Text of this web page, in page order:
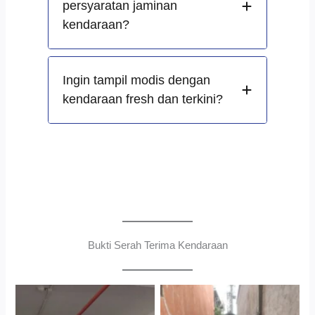
persyaratan jaminan
kendaraan?
Ingin tampil modis dengan
kendaraan fresh dan terkini?
Bukti Serah Terima Kendaraan